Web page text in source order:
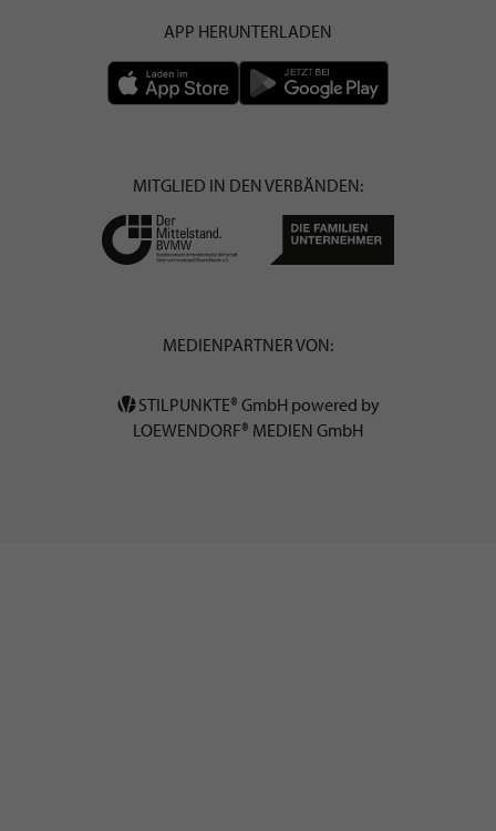
APP HERUNTERLADEN
MITGLIED IN DEN VERBÄNDEN:
MEDIENPARTNER VON:
STILPUNKTE® GmbH powered by
LOEWENDORF® MEDIEN GmbH